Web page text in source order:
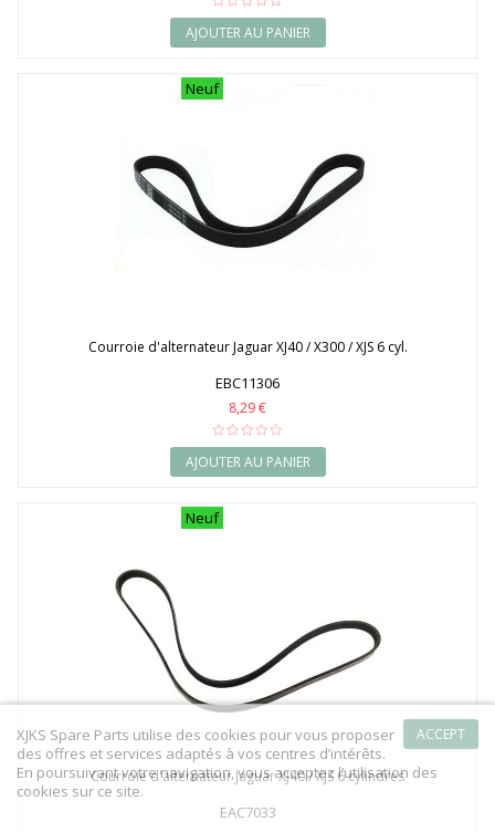
AJOUTER AU PANIER
Neuf
Courroie d'alternateur Jaguar XJ40 / X300 / XJS 6 cyl.
EBC11306
8,29 €
AJOUTER AU PANIER
Neuf
Courroie d'alternateur Jaguar XJ40 / XJS 6 cylindres
EAC7033
ACCEPT
XJKS Spare Parts utilise des cookies pour vous proposer
des offres et services adaptés à vos centres d’intérêts.
En poursuivant votre navigation, vous acceptez l’utilisation des
cookies sur ce site.